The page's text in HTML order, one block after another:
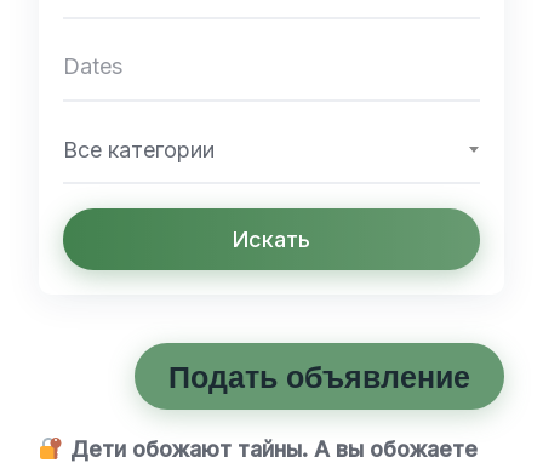
Все категории
Искать
Подать объявление
Дети обожают тайны. А вы обожаете